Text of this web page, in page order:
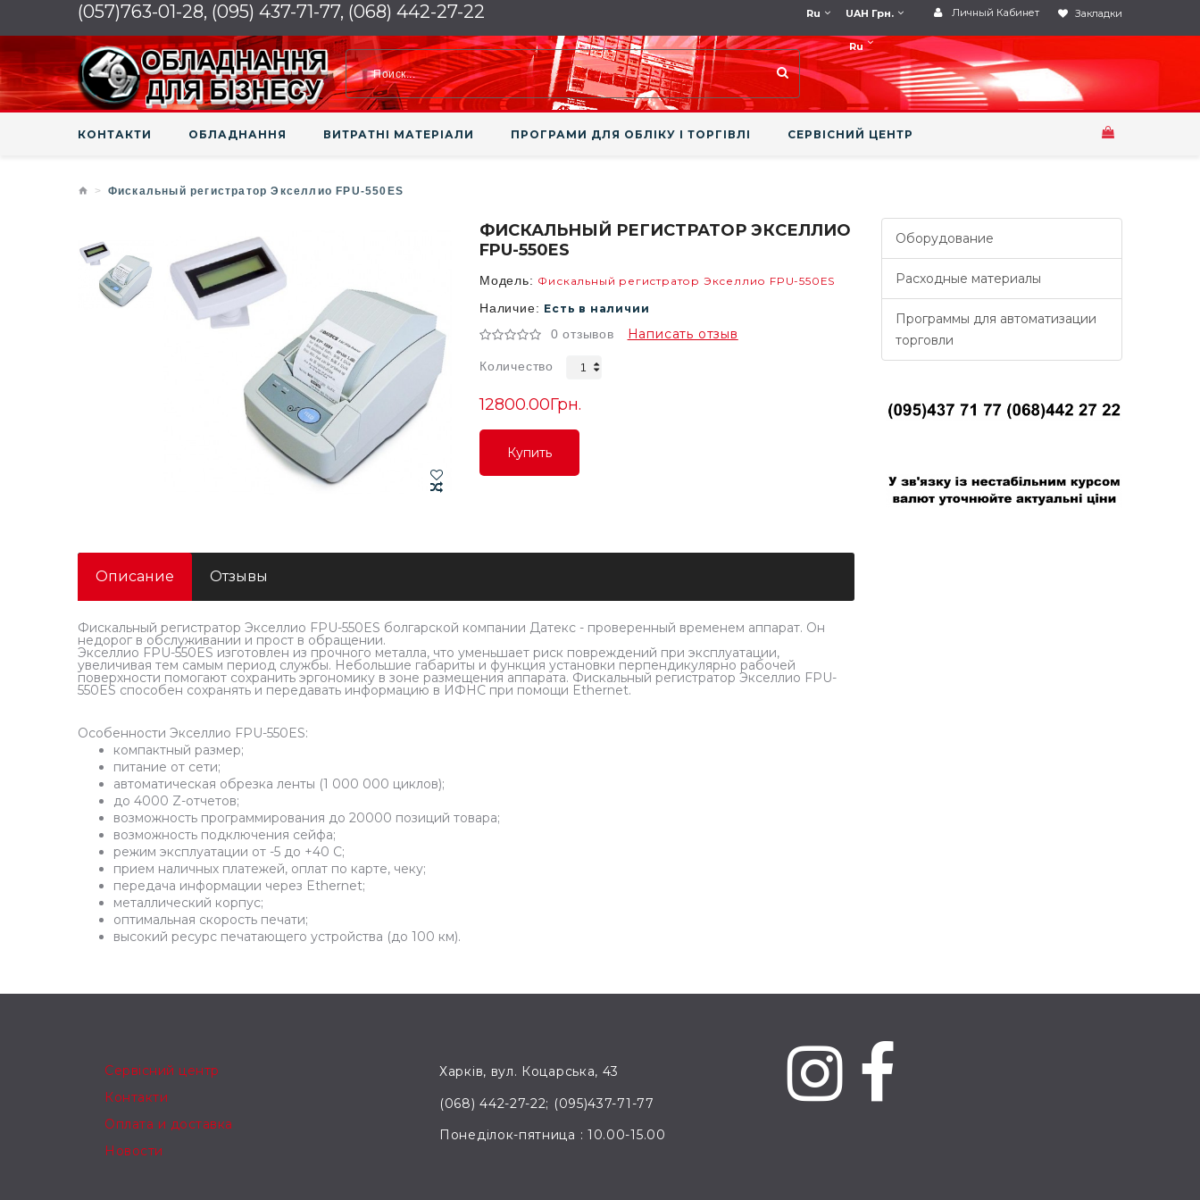
(057)763-01-28, (095) 437-71-77, (068) 442-27-22 Закладки
Личный Кабинет
UAH Грн.
Ru
Ru
КОНТАКТИ ОБЛАДНАННЯ ВИТРАТНІ МАТЕРІАЛИ ПРОГРАМИ ДЛЯ ОБЛІКУ І ТОРГІВЛІ СЕРВІСНИЙ ЦЕНТР
Фискальный регистратор Экселлио FPU-550ES
ФИСКАЛЬНЫЙ РЕГИСТРАТОР ЭКСЕЛЛИО
FPU-550ES
Модель: Фискальный регистратор Экселлио FPU-550ES
Наличие: Есть в наличии
0 отзывов Написать отзыв
Количество
12800.00Грн.
Купить
Купить
Описание Отзывы
Фискальный регистратор Экселлио FPU-550ES болгарской компании Датекс - проверенный временем аппарат. Он
недорог в обслуживании и прост в обращении.
Экселлио FPU-550ES изготовлен из прочного металла, что уменьшает риск повреждений при эксплуатации,
увеличивая тем самым период службы. Небольшие габариты и функция установки перпендикулярно рабочей
поверхности помогают сохранить эргономику в зоне размещения аппарата. Фискальный регистратор Экселлио FPU-
550ES способен сохранять и передавать информацию в ИФНС при помощи Ethernet.
Особенности Экселлио FPU-550ES:
компактный размер;
питание от сети;
автоматическая обрезка ленты (1 000 000 циклов);
до 4000 Z-отчетов;
возможность программирования до 20000 позиций товара;
возможность подключения сейфа;
режим эксплуатации от -5 до +40 С;
прием наличных платежей, оплат по карте, чеку;
передача информации через Ethernet;
металлический корпус;
оптимальная скорость печати;
высокий ресурс печатающего устройства (до 100 км).
Оборудование
Расходные материалы
Программы для автоматизации
торговли
Сервісний центр
Контакти
Оплата и доставка
Новости
Харків, вул. Коцарська, 43
(068) 442-27-22; (095)437-71-77
Понеділок-пятница : 10.00-15.00